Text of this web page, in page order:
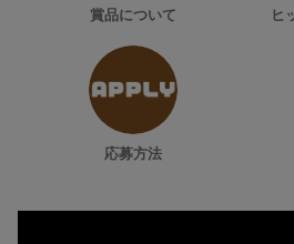
賞品について ヒ
応募方法